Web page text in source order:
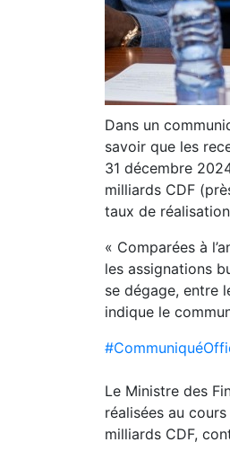
Dans un
savoir que les
31 décembre
milliards CDF
taux de
« Comparées à
les assignations
se dégage, entre
indique le
Le Ministre des
réalisées au
milliards CDF,